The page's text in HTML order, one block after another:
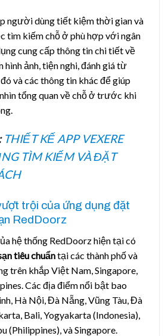
người dùng tiết kiệm thời gian và
tìm kiếm chỗ ở phù hợp với ngân
cung cấp thông tin chi tiết về
hình ảnh, tiện nghi, đánh giá từ
và các thông tin khác để giúp
tổng quan về chỗ ở trước khi
THIẾT KẾ APP VEXERE
TÌM KIẾM VÀ ĐẶT
trội của ứng dụng đặt
RedDoorz
hệ thống RedDoorz hiện tại có
tiêu chuẩntại các thành phố và
trên khắp Việt Nam, Singapore,
Các địa điểm nổi bật bao
Hà Nội, Đà Nẵng, Vũng Tàu, Đà
Bali, Yogyakarta (Indonesia),
(Philippines), và Singapore.